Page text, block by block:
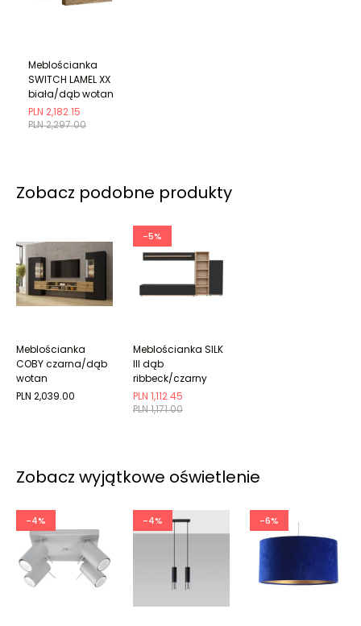
PLN 2,297.00
PLN 2,182.15
Meblościanka
SWITCH LAMEL XX
biała/dąb wotan
Zobacz podobne produkty
PLN 2,039.00
Meblościanka
COBY czarna/dąb
wotan
-5%
PLN 1,171.00
PLN 1,112.45
Meblościanka SILK
III dąb
ribbeck/czarny
mat
Zobacz wyjątkowe oświetlenie
-4% -4% -6%